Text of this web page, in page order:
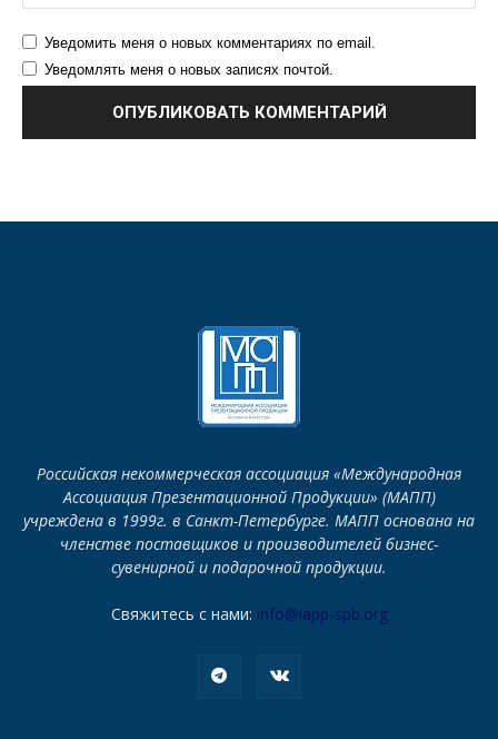
Уведомить меня о новых комментариях по email.
Уведомлять меня о новых записях почтой.
Российская некоммерческая ассоциация «Международная
Ассоциация Презентационной Продукции» (МАПП)
учреждена в 1999г. в Санкт-Петербурге. МАПП основана на
членстве поставщиков и производителей бизнес-
сувенирной и подарочной продукции.
Свяжитесь с нами: info@iapp-spb.org